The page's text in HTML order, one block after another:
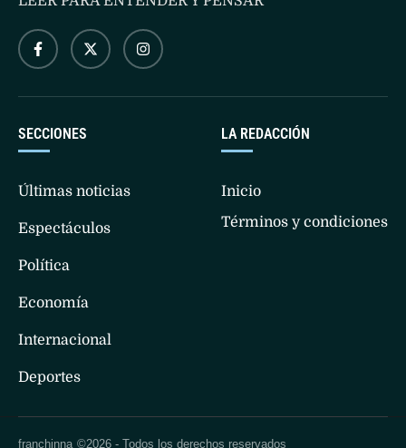
LA REDACCIÓN
Inicio
Términos y condiciones
SECCIONES
Últimas noticias
Espectáculos
Política
Economía
Internacional
Deportes
franchinna ©2026 - Todos los derechos reservados